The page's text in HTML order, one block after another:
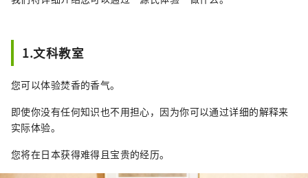
1.文科教室
您可以体验焚香的香气。
即使你没有任何知识也不用担心，因为你可以通过详细的解释来
实际体验。
您将在日本获得难得且宝贵的经历。